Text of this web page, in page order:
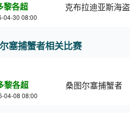
黎各超
04-30 08:00
克布拉迪亚斯海盗
塞捕蟹者相关比赛
黎各超
04-08 08:00
桑图尔塞捕蟹者